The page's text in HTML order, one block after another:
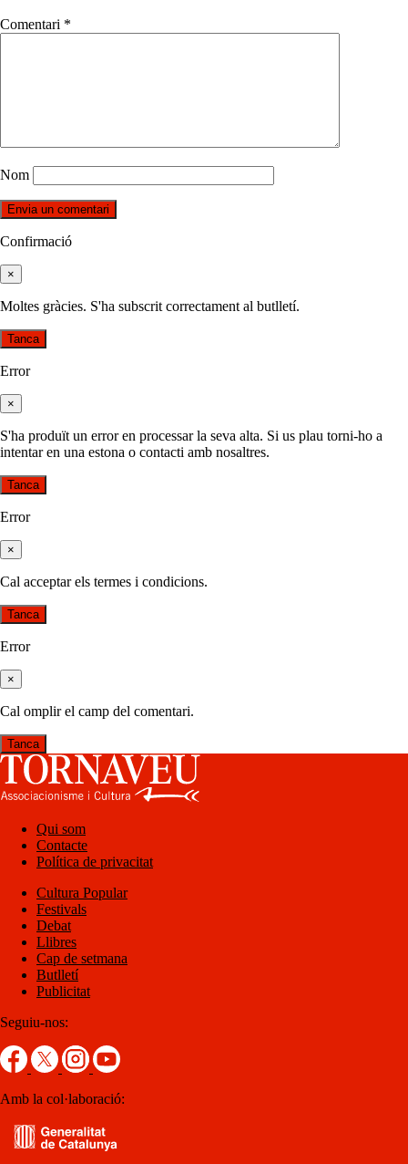
Comentari *
Nom
Confirmació
×
Moltes gràcies. S'ha subscrit correctament al butlletí.
Tanca
Error
×
S'ha produït un error en processar la seva alta. Si us plau torni-ho a
intentar en una estona o contacti amb nosaltres.
Tanca
Error
×
Cal acceptar els termes i condicions.
Tanca
Error
×
Cal omplir el camp del comentari.
Tanca
Qui som
Contacte
Política de privacitat
Cultura Popular
Festivals
Debat
Llibres
Cap de setmana
Butlletí
Publicitat
Seguiu-nos:
Amb la col·laboració: